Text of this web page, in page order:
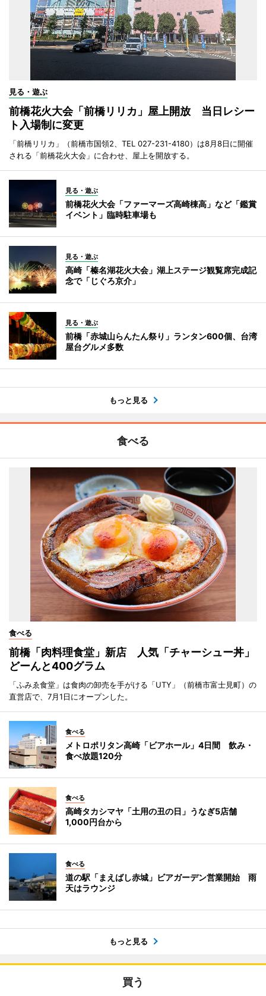
見る・遊ぶ
前橋花火大会「前橋リリカ」屋上開放 当日レシー
ト入場制に変更
「前橋リリカ」（前橋市国領2、TEL 027-231-4180）は8月8日に開催
される「前橋花火大会」に合わせ、屋上を開放する。
見る・遊ぶ
前橋花火大会「ファーマーズ高崎棟高」など「鑑賞
イベント」臨時駐車場も
見る・遊ぶ
高崎「榛名湖花火大会」湖上ステージ観覧席完成記
念で「じぐろ京介」
見る・遊ぶ
前橋「赤城山らんたん祭り」ランタン600個、台湾
屋台グルメ多数
もっと見る
食べる
食べる
前橋「肉料理食堂」新店 人気「チャーシュー丼」
どーんと400グラム
「ふみゑ食堂」は食肉の卸売を手がける「UTY」（前橋市富士見町）の
直営店で、7月1日にオープンした。
食べる
メトロポリタン高崎「ビアホール」4日間 飲み・
食べ放題120分
食べる
高崎タカシマヤ「土用の丑の日」うなぎ5店舗
1,000円台から
食べる
道の駅「まえばし赤城」ビアガーデン営業開始 雨
天はラウンジ
もっと見る
買う